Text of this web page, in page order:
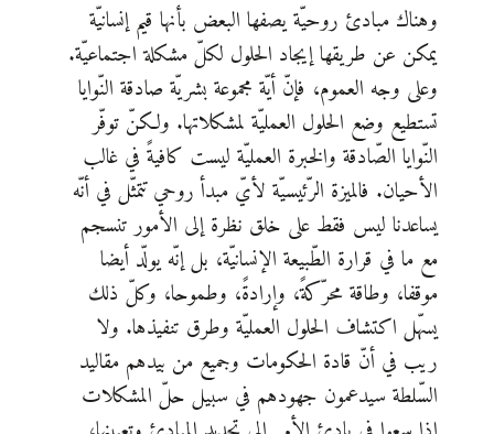
وهناك مبادئ روحيّة يصفها البعض بأنها قيم إنسانيّة
يمكن عن طريقها إيجاد الحلول لكلّ مشكلة اجتماعيّة.
وعلى وجه العموم، فإنّ أيّة مجموعة بشريّة صادقة النّوايا
تستطيع وضع الحلول العمليّة لمشكلاتها. ولكنّ توفّر
النّوايا الصّادقة والخبرة العمليّة ليست كافيةً في غالب
الأحيان. فالميزة الرّئيسيّة لأيّ مبدأ روحي تتمثّل في أنّه
يساعدنا ليس فقط على خلق نظرة إلى الأمور تنسجم
مع ما في قرارة الطّبيعة الإنسانيّة، بل إنّه يولّد أيضا
موقفا، وطاقة محرّكةً، وإرادةً، وطموحا، وكلّ ذلك
يسهّل اكتشاف الحلول العمليّة وطرق تنفيذها. ولا
ريب في أنّ قادة الحكومات وجميع من بيدهم مقاليد
السّلطة سيدعمون جهودهم في سبيل حلّ المشكلات